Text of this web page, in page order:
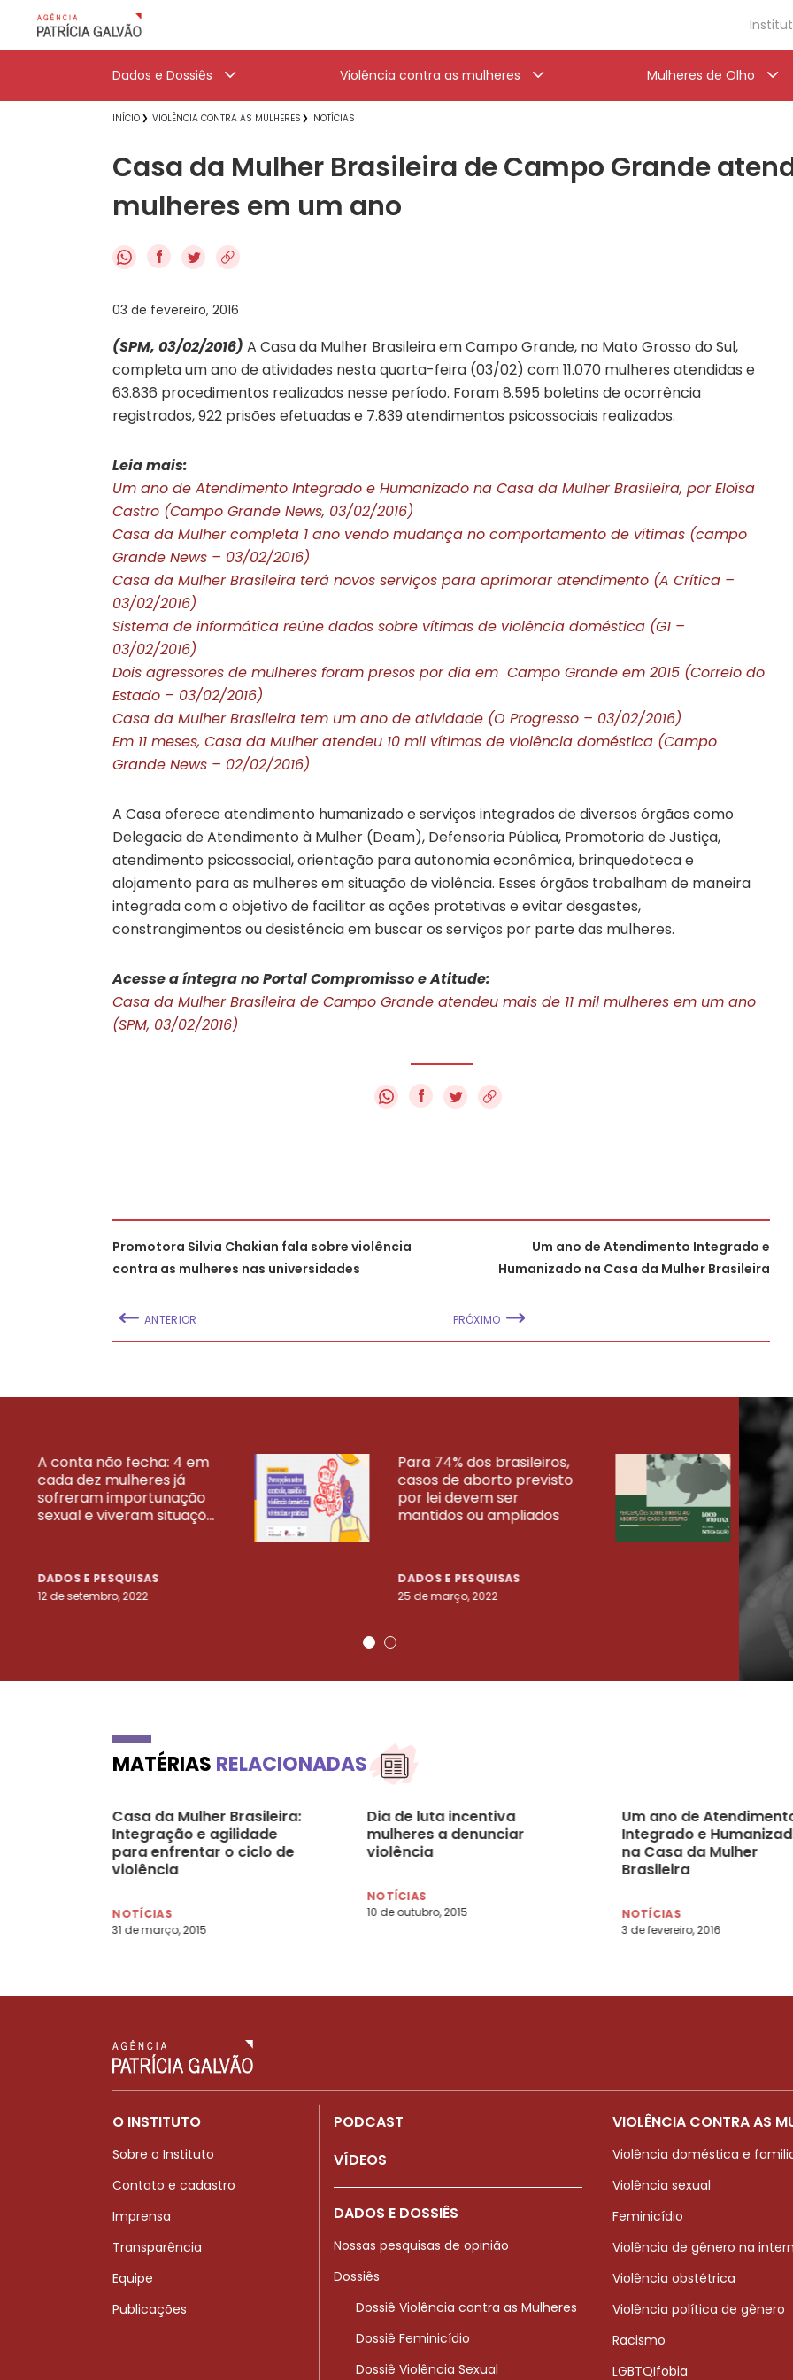
Dados e Dossiês Violência contra as mulheres Mulheres de Olho
INÍCIO VIOLÊNCIA CONTRA AS MULHERES NOTÍCIAS
Casa da Mulher Brasileira de Campo Grande
mulheres em um ano
f
03 de fevereiro, 2016
(SPM, 03/02/2016) A Casa da Mulher Brasileira em Campo Grande, no Mato Grosso do Sul,
completa um ano de atividades nesta quarta-feira (03/02) com 11.070 mulheres atendidas e
63.836 procedimentos realizados nesse período. Foram 8.595 boletins de ocorrência
registrados, 922 prisões efetuadas e 7.839 atendimentos psicossociais realizados.
Leia mais:
Um ano de Atendimento Integrado e Humanizado na Casa da Mulher Brasileira, por Eloísa
Castro (Campo Grande News, 03/02/2016)
Casa da Mulher completa 1 ano vendo mudança no comportamento de vítimas (campo
Grande News – 03/02/2016)
Casa da Mulher Brasileira terá novos serviços para aprimorar atendimento (A Crítica –
03/02/2016)
Sistema de informática reúne dados sobre vítimas de violência doméstica (G1 –
03/02/2016)
Dois agressores de mulheres foram presos por dia em Campo Grande em 2015 (Correio do
Estado – 03/02/2016)
Casa da Mulher Brasileira tem um ano de atividade (O Progresso – 03/02/2016)
Em 11 meses, Casa da Mulher atendeu 10 mil vítimas de violência doméstica (Campo
Grande News – 02/02/2016)
A Casa oferece atendimento humanizado e serviços integrados de diversos órgãos como
Delegacia de Atendimento à Mulher (Deam), Defensoria Pública, Promotoria de Justiça,
atendimento psicossocial, orientação para autonomia econômica, brinquedoteca e
alojamento para as mulheres em situação de violência. Esses órgãos trabalham de maneira
integrada com o objetivo de facilitar as ações protetivas e evitar desgastes,
constrangimentos ou desistência em buscar os serviços por parte das mulheres.
Acesse a íntegra no Portal Compromisso e Atitude:
Casa da Mulher Brasileira de Campo Grande atendeu mais de 11 mil mulheres em um ano
(SPM, 03/02/2016)
f
Promotora Silvia Chakian fala sobre violência
contra as mulheres nas universidades
ANTERIOR
Um ano de Atendimento Integrado e
Humanizado na Casa da Mulher Brasileira
PRÓXIMO
A conta não fecha: 4 em
cada dez mulheres já
sofreram importunação
sexual e viveram situaçõ...
DADOS E PESQUISAS
12 de setembro, 2022
Para 74% dos brasileiros,
casos de aborto previsto
por lei devem ser
mantidos ou ampliados
DADOS E PESQUISAS
25 de março, 2022
23
VEJA MAIS PESQUISAS
MATÉRIAS RELACIONADAS
Casa da Mulher Brasileira:
Integração e agilidade
para enfrentar o ciclo de
violência
NOTÍCIAS
31 de março, 2015
Dia de luta incentiva
mulheres a denunciar
violência
NOTÍCIAS
10 de outubro, 2015
Um ano de
Integrado e
na Casa da Mulher
Brasileira
NOTÍCIAS
3 de fevereiro, 2016
O INSTITUTO
Sobre o Instituto
Contato e cadastro
Imprensa
Transparência
Equipe
Publicações
PODCAST
VÍDEOS
DADOS E DOSSIÊS
Nossas pesquisas de opinião
Dossiês
Dossiê Violência contra as Mulheres
Dossiê Feminicídio
Dossiê Violência Sexual
VIOLÊNCIA CONTRA AS
Violência doméstica e
Violência sexual
Feminicídio
Violência de gênero na
Violência obstétrica
Violência política de gênero
Racismo
LGBTQIfobia